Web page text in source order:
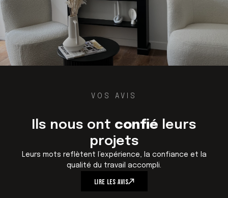
VOS AVIS
Ils nous ont confié leurs
projets
Leurs mots reflètent l’expérience, la confiance et la
qualité du travail accompli.
LIRE LES AVIS